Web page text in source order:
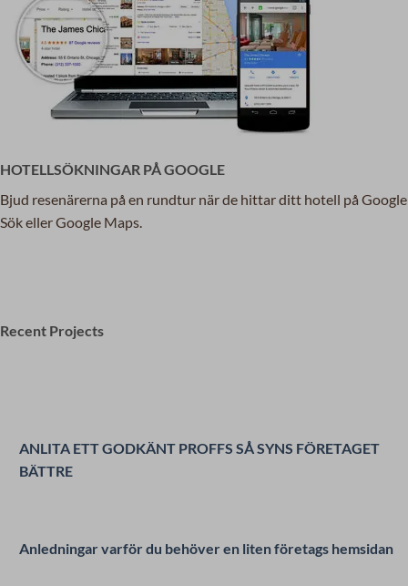
HOTELLSÖKNINGAR PÅ GOOGLE
Bjud resenärerna på en rundtur när de hittar ditt hotell på Google
Sök eller Google Maps.
Recent Projects
ANLITA ETT GODKÄNT PROFFS SÅ SYNS FÖRETAGET
BÄTTRE
Anledningar varför du behöver en liten företags hemsidan